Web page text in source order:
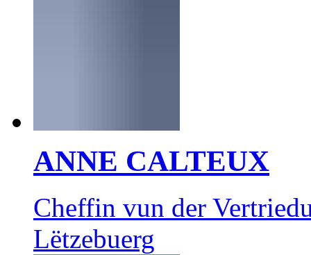
ANNE CALTEUX
Cheffin vun der
Lëtzebuerg